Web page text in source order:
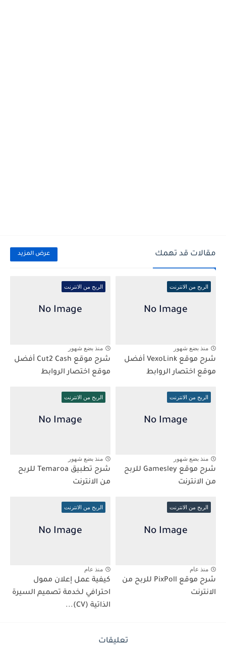
مقالات قد تهمك عرض المزيد
الربح من الانترنت
منذ بضع شهور
شرح موقع VexoLink أفضل
موقع اختصار الروابط
الربح من الانترنت
منذ بضع شهور
شرح موقع Cut2 Cash أفضل
موقع اختصار الروابط
الربح من الانترنت
منذ بضع شهور
شرح موقع Gamesley للربح
من الانترنت
الربح من الانترنت
منذ بضع شهور
شرح تطبيق Temaroa للربح
من الانترنت
الربح من الانترنت
منذ عام
شرح موقع PixPoll للربح من
الانترنت
الربح من الانترنت
منذ عام
كيفية عمل إعلان ممول
احترافي لخدمة تصميم السيرة
الذاتية (CV)...
تعليقات